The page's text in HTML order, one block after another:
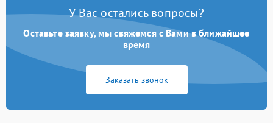
Неисправность зарядного
питания
2000 ₽ Подробнее →
неисправности кулера
У Вас остались вопросы?
Оставьте заявку, мы свяжемся с Вами в ближайшее
время
Заказать звонок